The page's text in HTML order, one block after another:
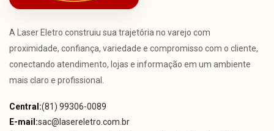
A Laser Eletro construiu sua trajetória no varejo com
proximidade, confiança, variedade e compromisso com o cliente,
conectando atendimento, lojas e informação em um ambiente
mais claro e profissional.
Central:(81) 99306-0089
E-mail:sac@lasereletro.com.br